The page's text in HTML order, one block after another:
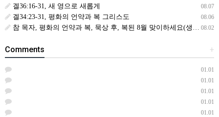
08.07
겔36:16-31, 새 영으로 새롭게
08.06
겔34:23-31, 평화의 언약과 복 그리스도
08.02
참 목자, 평화의 언약과 복, 묵상 후, 복된 8월 맞이하세요(생삶,3,월) *예수생명 내생명 우리생명!
+
Comments
01.01
01.01
01.01
01.01
01.01